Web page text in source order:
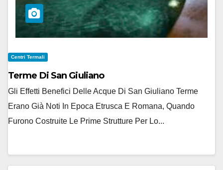
Centri Termali
Terme Di San Giuliano
Gli Effetti Benefici Delle Acque Di San Giuliano Terme
Erano Già Noti In Epoca Etrusca E Romana, Quando
Furono Costruite Le Prime Strutture Per Lo...